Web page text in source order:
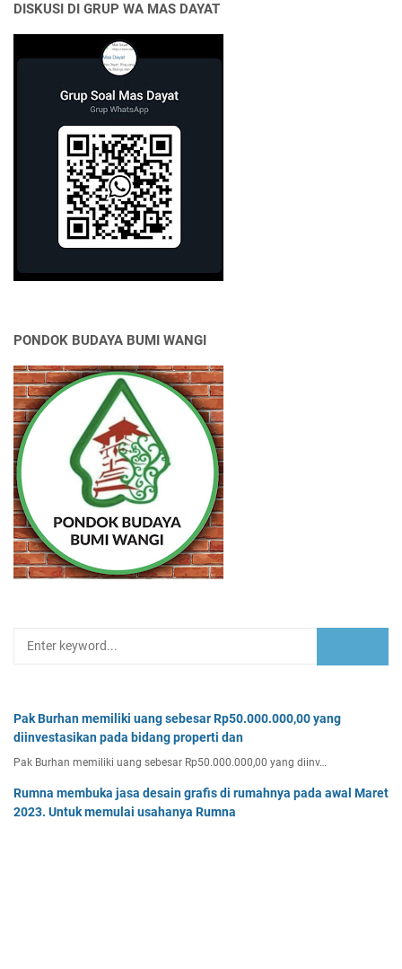
DISKUSI DI GRUP WA MAS DAYAT
PONDOK BUDAYA BUMI WANGI
Pak Burhan memiliki uang sebesar Rp50.000.000,00 yang
diinvestasikan pada bidang properti dan
Pak Burhan memiliki uang sebesar Rp50.000.000,00 yang diinv…
Rumna membuka jasa desain grafis di rumahnya pada awal Maret
2023. Untuk memulai usahanya Rumna